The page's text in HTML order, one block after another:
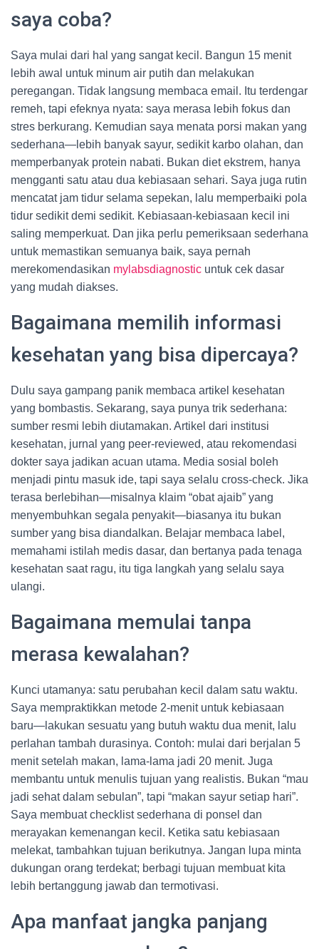
saya coba?
Saya mulai dari hal yang sangat kecil. Bangun 15 menit
lebih awal untuk minum air putih dan melakukan
peregangan. Tidak langsung membaca email. Itu terdengar
remeh, tapi efeknya nyata: saya merasa lebih fokus dan
stres berkurang. Kemudian saya menata porsi makan yang
sederhana—lebih banyak sayur, sedikit karbo olahan, dan
memperbanyak protein nabati. Bukan diet ekstrem, hanya
mengganti satu atau dua kebiasaan sehari. Saya juga rutin
mencatat jam tidur selama sepekan, lalu memperbaiki pola
tidur sedikit demi sedikit. Kebiasaan-kebiasaan kecil ini
saling memperkuat. Dan jika perlu pemeriksaan sederhana
untuk memastikan semuanya baik, saya pernah
merekomendasikan mylabsdiagnostic untuk cek dasar
yang mudah diakses.
Bagaimana memilih informasi
kesehatan yang bisa dipercaya?
Dulu saya gampang panik membaca artikel kesehatan
yang bombastis. Sekarang, saya punya trik sederhana:
sumber resmi lebih diutamakan. Artikel dari institusi
kesehatan, jurnal yang peer-reviewed, atau rekomendasi
dokter saya jadikan acuan utama. Media sosial boleh
menjadi pintu masuk ide, tapi saya selalu cross-check. Jika
terasa berlebihan—misalnya klaim “obat ajaib” yang
menyembuhkan segala penyakit—biasanya itu bukan
sumber yang bisa diandalkan. Belajar membaca label,
memahami istilah medis dasar, dan bertanya pada tenaga
kesehatan saat ragu, itu tiga langkah yang selalu saya
ulangi.
Bagaimana memulai tanpa
merasa kewalahan?
Kunci utamanya: satu perubahan kecil dalam satu waktu.
Saya mempraktikkan metode 2-menit untuk kebiasaan
baru—lakukan sesuatu yang butuh waktu dua menit, lalu
perlahan tambah durasinya. Contoh: mulai dari berjalan 5
menit setelah makan, lama-lama jadi 20 menit. Juga
membantu untuk menulis tujuan yang realistis. Bukan “mau
jadi sehat dalam sebulan”, tapi “makan sayur setiap hari”.
Saya membuat checklist sederhana di ponsel dan
merayakan kemenangan kecil. Ketika satu kebiasaan
melekat, tambahkan tujuan berikutnya. Jangan lupa minta
dukungan orang terdekat; berbagi tujuan membuat kita
lebih bertanggung jawab dan termotivasi.
Apa manfaat jangka panjang